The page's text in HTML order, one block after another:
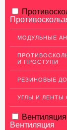
АЛЮМИНИЕВЫЙ
НЕРЖАВЕЮЩАЯ
МЕДНЫЙ
Медный лист
Медная панель
Медный (круг)
Шины медные
МОДУЛЬНЫЕ
И ПРОСТУПИ
РЕЗИНОВЫЕ
УГЛЫ И ЛЕНТЫ
Вентиляция
Вентиляция